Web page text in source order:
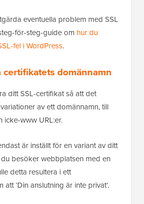
eventuella problem med SSL
för-steg-guide om hur du
fel i WordPress.
domännamn
ditt SSL-certifikat så att det
av ett domännamn, till
icke-www URL:er.
är inställt för en variant av ditt
besöker webbplatsen med en
detta resultera i ett
‘Din anslutning är inte privat’.